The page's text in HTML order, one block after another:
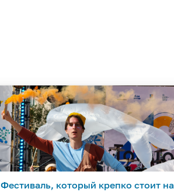
Фестиваль, который крепко стоит на